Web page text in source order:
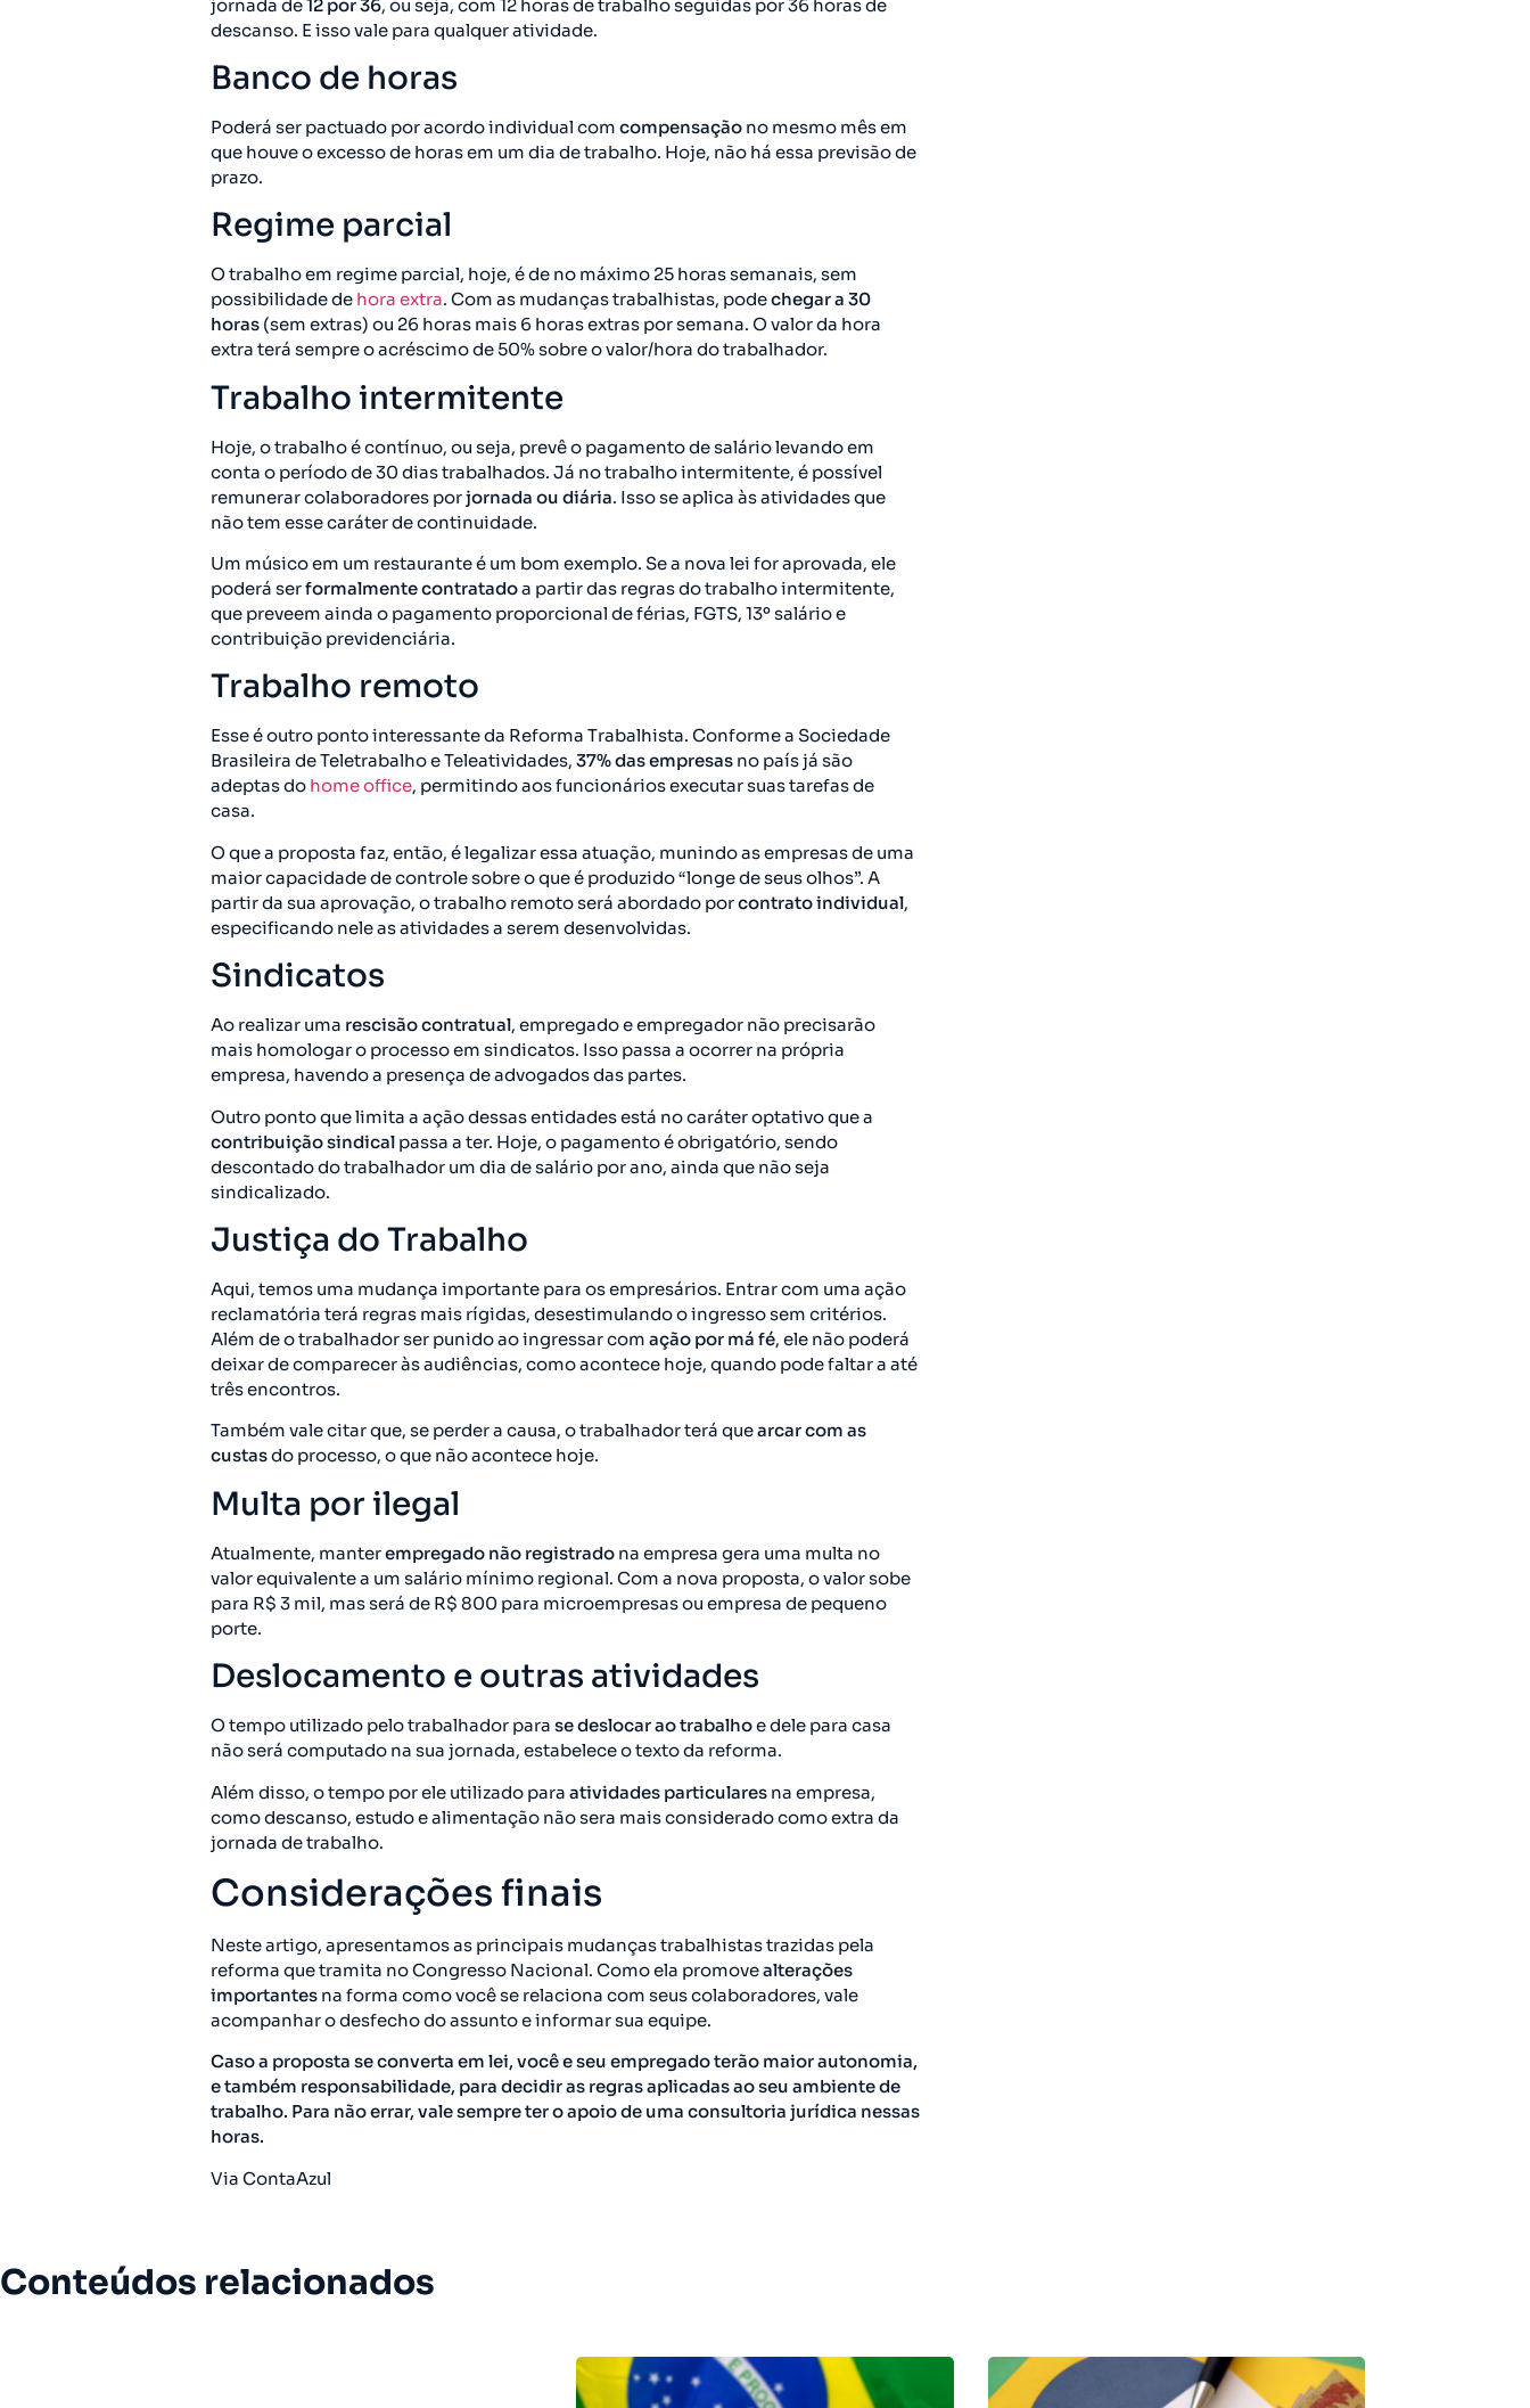
jornada de12 por 36, ou seja, com 12 horas de trabalho seguidas por 36 horas de
descanso. E isso vale para qualquer atividade.
Banco de horas
Poderá ser pactuado por acordo individual com compensação no mesmo mês em
que houve o excesso de horas em um dia de trabalho. Hoje, não há essa previsão de
prazo.
Regime parcial
O trabalho em regime parcial, hoje, é de no máximo 25 horas semanais, sem
possibilidade de hora extra. Com as mudanças trabalhistas, podechegar a 30
horas(sem extras) ou 26 horas mais 6 horas extras por semana. O valor da hora
extra terá sempre o acréscimo de 50% sobre o valor/hora do trabalhador.
Trabalho intermitente
Hoje, o trabalho é contínuo, ou seja, prevê o pagamento de salário levando em
conta o período de 30 dias trabalhados. Já no trabalho intermitente, é possível
remunerar colaboradores porjornada ou diária. Isso se aplica às atividades que
não tem esse caráter de continuidade.
Um músico em um restaurante é um bom exemplo. Se a nova lei for aprovada, ele
poderá serformalmente contratadoa partir das regras do trabalho intermitente,
que preveem ainda o pagamento proporcional de férias, FGTS, 13º salário e
contribuição previdenciária.
Trabalho remoto
Esse é outro ponto interessante da Reforma Trabalhista. Conforme a Sociedade
Brasileira de Teletrabalho e Teleatividades, 37% das empresasno país já são
adeptas do home office, permitindo aos funcionários executar suas tarefas de
casa.
O que a proposta faz, então, é legalizar essa atuação, munindo as empresas de uma
maior capacidade de controle sobre o que é produzido “longe de seus olhos”. A
partir da sua aprovação, o trabalho remoto será abordado porcontrato individual,
especificando nele as atividades a serem desenvolvidas.
Sindicatos
Ao realizar uma rescisão contratual, empregado e empregador não precisarão
mais homologar o processo em sindicatos. Isso passa a ocorrer na própria
empresa, havendo a presença de advogados das partes.
Outro ponto que limita a ação dessas entidades está no caráter optativo que a
contribuição sindical passa a ter. Hoje, o pagamento é obrigatório, sendo
descontado do trabalhador um dia de salário por ano, ainda que não seja
sindicalizado.
Justiça do Trabalho
Aqui, temos uma mudança importante para os empresários. Entrar com uma ação
reclamatória terá regras mais rígidas, desestimulando o ingresso sem critérios.
Além de o trabalhador ser punido ao ingressar com ação por má fé, ele não poderá
deixar de comparecer às audiências, como acontece hoje, quando pode faltar a até
três encontros.
Também vale citar que, se perder a causa, o trabalhador terá quearcar com as
custasdo processo, o que não acontece hoje.
Multa por ilegal
Atualmente, manterempregado não registrado na empresa gera uma multa no
valor equivalente a um salário mínimo regional. Com a nova proposta, o valor sobe
para R$ 3 mil, mas será de R$ 800 para microempresas ou empresa de pequeno
porte.
Deslocamento e outras atividades
O tempo utilizado pelo trabalhador para se deslocar ao trabalhoe dele para casa
não será computado na sua jornada, estabelece o texto da reforma.
Além disso, o tempo por ele utilizado para atividades particulares na empresa,
como descanso, estudo e alimentação não sera mais considerado como extra da
jornada de trabalho.
Considerações finais
Neste artigo, apresentamos as principais mudanças trabalhistas trazidas pela
reforma que tramita no Congresso Nacional. Como ela promovealterações
importantesna forma como você se relaciona com seus colaboradores, vale
acompanhar o desfecho do assunto e informar sua equipe.
Caso a proposta se converta em lei, você e seu empregado terão maior autonomia,
e também responsabilidade, para decidir as regras aplicadas ao seu ambiente de
trabalho. Para não errar, vale sempre ter o apoio de uma consultoria jurídica nessas
horas.
Via ContaAzul
Conteúdos relacionados